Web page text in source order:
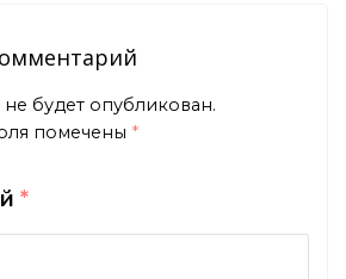
будет опубликован.
помечены *
*